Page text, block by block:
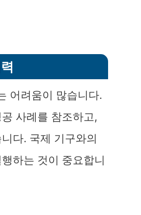
어려움이 많습니다.
사례를 참조하고,
다. 국제 기구와의
하는 것이 중요합니